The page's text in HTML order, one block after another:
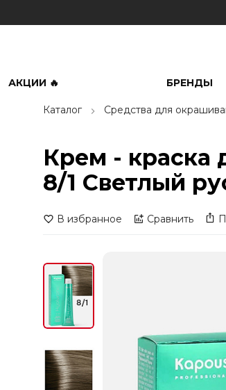
АКЦИИ 🔥 БРЕНДЫ
Каталог Средства для
Крем - краска
8/1 Светлый
В избранное Сравнить